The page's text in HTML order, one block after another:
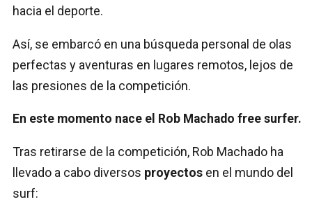
hacia el deporte.
Así, se embarcó en una búsqueda personal de olas
perfectas y aventuras en lugares remotos, lejos de
las presiones de la competición.
En este momento nace el Rob Machado free surfer.
Tras retirarse de la competición, Rob Machado ha
llevado a cabo diversos proyectos en el mundo del
surf: